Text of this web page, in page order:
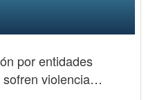
por entidades
sofren violencia…